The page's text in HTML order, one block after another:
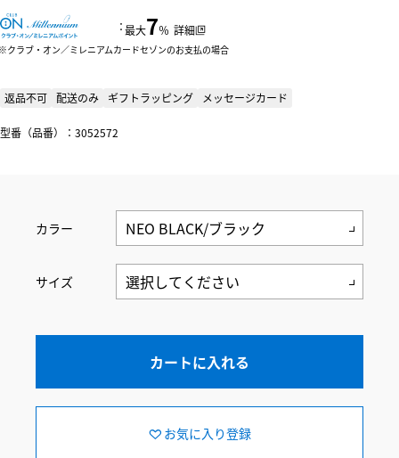
：最大7％ 詳細
クラブ・オン／ミレニアムカードセゾンのお支払の場合
返品不可 配送のみ ギフトラッピング メッセージカード
型番（品番）：3052572
カラー
サイズ
カートに入れる
お気に入り登録